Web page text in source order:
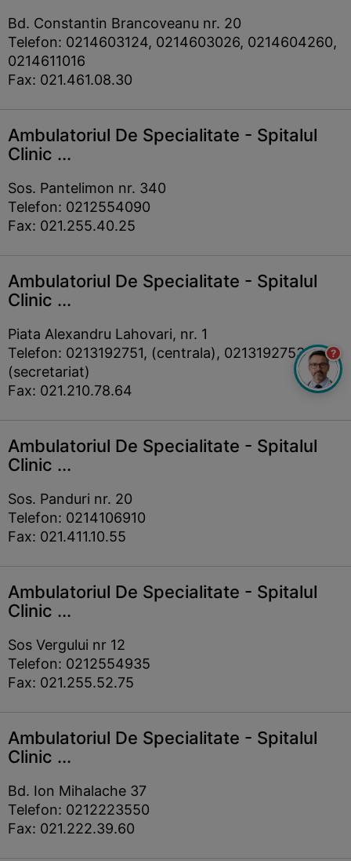
Bd. Constantin Brancoveanu nr. 20
Telefon: 0214603124, 0214603026, 0214604260,
0214611016
Fax: 021.461.08.30
Ambulatoriul De Specialitate - Spitalul
Clinic ...
Sos. Pantelimon nr. 340
Telefon: 0212554090
Fax: 021.255.40.25
Ambulatoriul De Specialitate - Spitalul
Clinic ...
Piata Alexandru Lahovari, nr. 1
Telefon: 0213192751, (centrala), 0213192753
(secretariat)
Fax: 021.210.78.64
Ambulatoriul De Specialitate - Spitalul
Clinic ...
Sos. Panduri nr. 20
Telefon: 0214106910
Fax: 021.411.10.55
Ambulatoriul De Specialitate - Spitalul
Clinic ...
Sos Vergului nr 12
Telefon: 0212554935
Fax: 021.255.52.75
Ambulatoriul De Specialitate - Spitalul
Clinic ...
Bd. Ion Mihalache 37
Telefon: 0212223550
Fax: 021.222.39.60
?